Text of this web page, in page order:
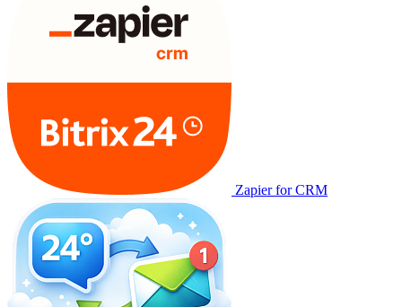
Zapier for CRM